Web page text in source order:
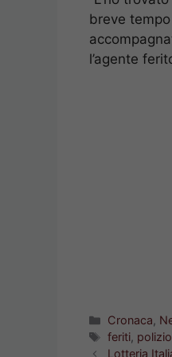
breve tempo
l’agente
Categorie
Cronaca,
Tag
feriti,
Lotteria